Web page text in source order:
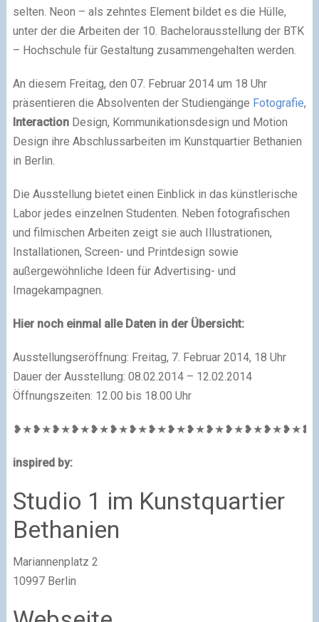
selten. Neon – als zehntes Element bildet es die Hülle,
unter der die Arbeiten der 10. Bachelorausstellung der BTK
– Hochschule für Gestaltung zusammengehalten werden.
An diesem Freitag, den 07. Februar 2014 um 18 Uhr
präsentieren die Absolventen der Studiengänge Fotografie,
InteractionDesign, Kommunikationsdesign und Motion
Design ihre Abschlussarbeiten im Kunstquartier Bethanien
in Berlin.
Die Ausstellung bietet einen Einblick in das künstlerische
Labor jedes einzelnen Studenten. Neben fotografischen
und filmischen Arbeiten zeigt sie auch Illustrationen,
Installationen, Screen- und Printdesign sowie
außergewöhnliche Ideen für Advertising- und
Imagekampagnen.
Hier noch einmal alle Daten in der Übersicht:
Ausstellungseröffnung: Freitag, 7. Februar 2014, 18 Uhr
Dauer der Ausstellung: 08.02.2014 – 12.02.2014
Öffnungszeiten: 12.00 bis 18.00 Uhr
inspired by:
Studio 1 im Kunstquartier
Bethanien
Mariannenplatz 2
10997 Berlin